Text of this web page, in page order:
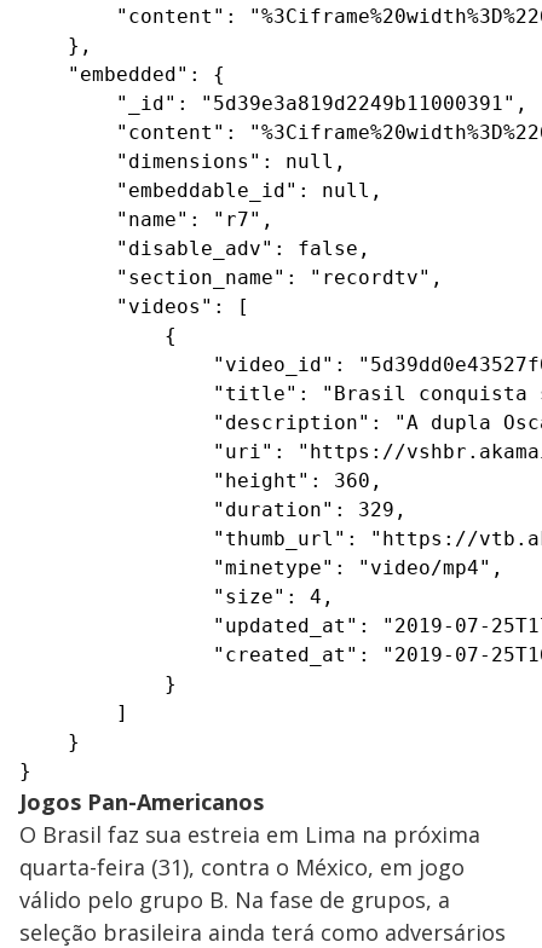
"content":
    },
    "embedded": {
        "_id": "5d39e3a819d2249b11000391",
"content":
        "dimensions": null,
        "embeddable_id": null,
        "name": "r7",
        "disable_adv": false,
        "section_name": "recordtv",
        "videos": [
            {
"video_id":
"title": "Brasil
"description": "A dupla
"uri": "https://
                "height": 360,
                "duration": 329,
"thumb_url": "https://
                "minetype": "video/mp4",
                "size": 4,
"updated_at": "2019-07-
"created_at": "2019-07-
            }
        ]
    }
}
Jogos Pan-Americanos
O Brasil faz sua estreia em Lima na próxima
quarta-feira (31), contra o México, em jogo
válido pelo grupo B. Na fase de grupos, a
seleção brasileira ainda terá como adversários